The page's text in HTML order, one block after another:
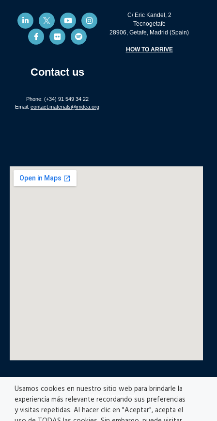
Contact us
Phone: (+34) 91 549 34 22
Email: contact.materials@imdea.org
C/ Eric Kandel, 2
Tecnogetafe
28906, Getafe, Madrid (Spain)
HOW TO ARRIVE
© All rights reserved
Usamos cookies en nuestro sitio web para brindarle la
experiencia más relevante recordando sus preferencias
y visitas repetidas. Al hacer clic en "Aceptar", acepta el